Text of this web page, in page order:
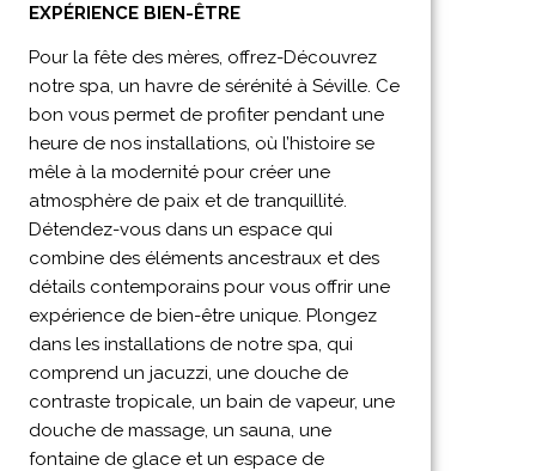
EXPÉRIENCE BIEN-ÊTRE
Pour la fête des mères, offrez-Découvrez
notre spa, un havre de sérénité à Séville. Ce
bon vous permet de profiter pendant une
heure de nos installations, où l’histoire se
mêle à la modernité pour créer une
atmosphère de paix et de tranquillité.
Détendez-vous dans un espace qui
combine des éléments ancestraux et des
détails contemporains pour vous offrir une
expérience de bien-être unique. Plongez
dans les installations de notre spa, qui
comprend un jacuzzi, une douche de
contraste tropicale, un bain de vapeur, une
douche de massage, un sauna, une
fontaine de glace et un espace de